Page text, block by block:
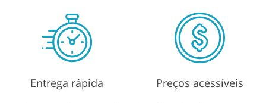
Entrega rápida Preços acessíveis